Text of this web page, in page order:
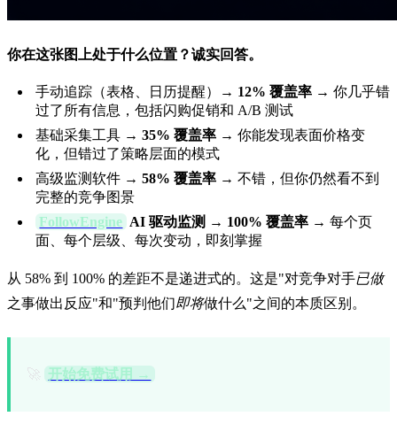
你在这张图上处于什么位置？诚实回答。
手动追踪（表格、日历提醒）→ 12% 覆盖率 → 你几乎错
过了所有信息，包括闪购促销和 A/B 测试
基础采集工具 → 35% 覆盖率 → 你能发现表面价格变
化，但错过了策略层面的模式
高级监测软件 → 58% 覆盖率 → 不错，但你仍然看不到
完整的竞争图景
FollowEngine AI 驱动监测 → 100% 覆盖率→ 每个页
面、每个层级、每次变动，即刻掌握
从 58% 到 100% 的差距不是递进式的。这是"对竞争对手已做
之事做出反应"和"预判他们即将做什么"之间的本质区别。
🚀 开始免费试用 →